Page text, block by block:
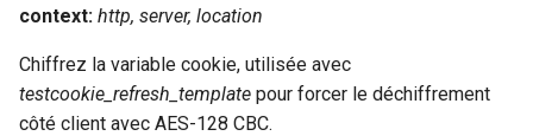
context: http, server, location
Chiffrez la variable cookie, utilisée avec
testcookie_refresh_template pour forcer le déchiffrement
côté client avec AES-128 CBC.